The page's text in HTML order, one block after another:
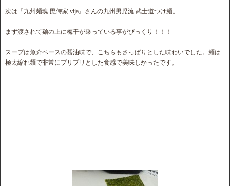
次は『九州麺魂 毘侍家 vija』さんの九州男児流 武士道つけ麺。
まず渡されて麺の上に梅干が乗っている事がびっくり！！！
スープは魚介ベースの醤油味で、こちらもさっぱりとした味わいでした。麺は
極太縮れ麺で非常にプリプリとした食感で美味しかったです。